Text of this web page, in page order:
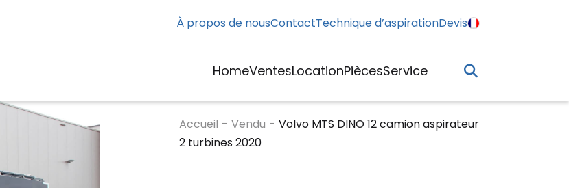
À propos de nousContactTechnique d’aspirationDevis
HomeVentesLocationPiècesService
Accueil - Vendu - Volvo MTS DINO 12 camion aspirateur
2 turbines 2020